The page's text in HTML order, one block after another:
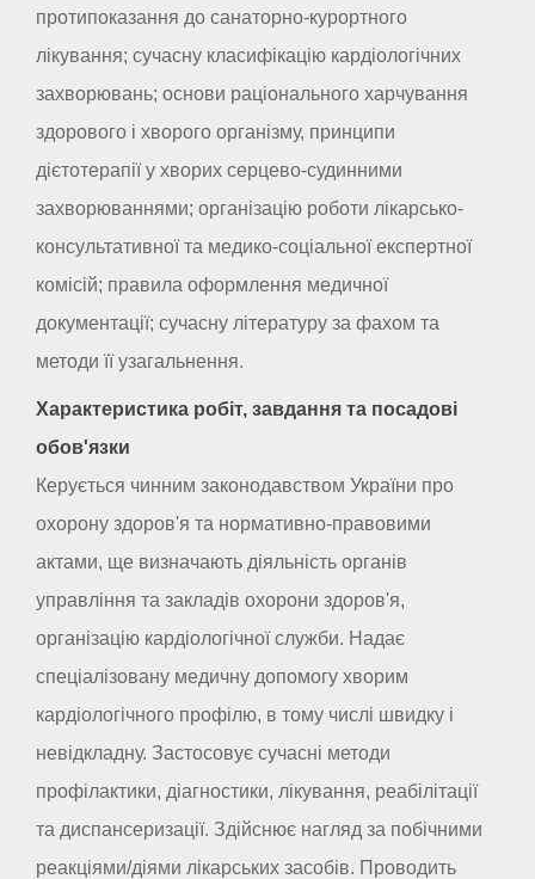
протипоказання до санаторно-курортного
лікування; сучасну класифікацію кардіологічних
захворювань; основи раціонального харчування
здорового і хворого організму, принципи
дієтотерапії у хворих серцево-судинними
захворюваннями; організацію роботи лікарсько-
консультативної та медико-соціальної експертної
комісій; правила оформлення медичної
документації; сучасну літературу за фахом та
методи її узагальнення.
Характеристика робіт, завдання та посадові
обов'язки
Керується чинним законодавством України про
охорону здоров'я та нормативно-правовими
актами, ще визначають діяльність органів
управління та закладів охорони здоров'я,
організацію кардіологічної служби. Надає
спеціалізовану медичну допомогу хворим
кардіологічного профілю, в тому числі швидку і
невідкладну. Застосовує сучасні методи
профілактики, діагностики, лікування, реабілітації
та диспансеризації. Здійснює нагляд за побічними
реакціями/діями лікарських засобів. Проводить